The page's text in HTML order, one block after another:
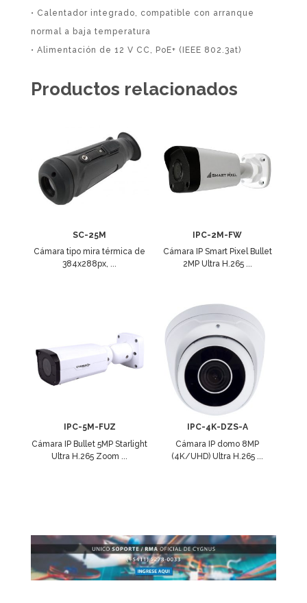
• Calentador integrado, compatible con arranque
normal a baja temperatura
• Alimentación de 12 V CC, PoE+ (IEEE 802.3at)
Productos relacionados
SC-25M
Cámara tipo mira térmica de
384x288px, ...
IPC-2M-FW
Cámara IP Smart Pixel Bullet
2MP Ultra H.265 ...
IPC-5M-FUZ
Cámara IP Bullet 5MP Starlight
Ultra H.265 Zoom ...
IPC-4K-DZS-A
Cámara IP domo 8MP
(4K/UHD) Ultra H.265 ...